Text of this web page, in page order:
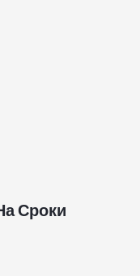
Сроки